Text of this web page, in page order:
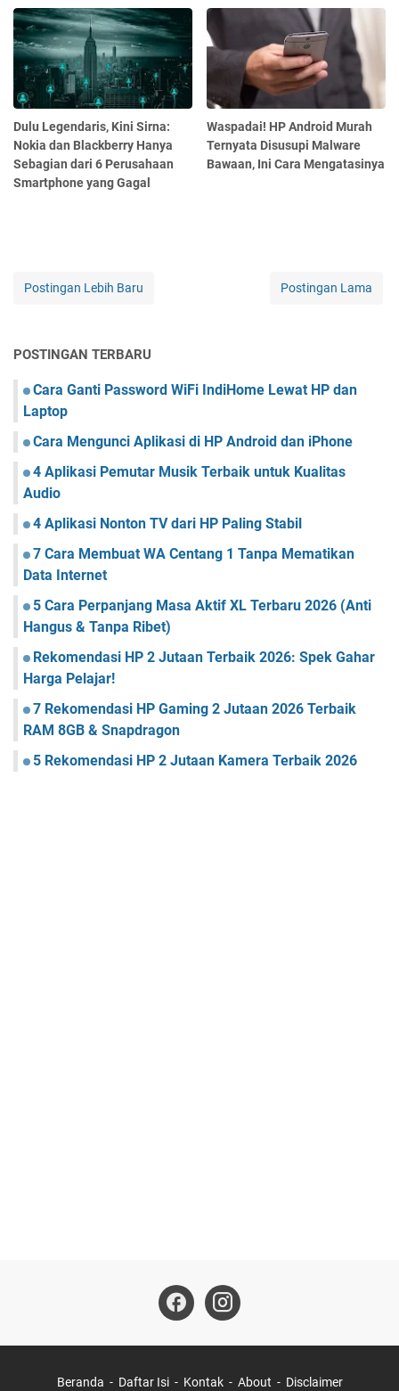
Dulu Legendaris, Kini Sirna:
Nokia dan Blackberry Hanya
Sebagian dari 6 Perusahaan
Smartphone yang Gagal
Waspadai! HP Android Murah
Ternyata Disusupi Malware
Bawaan, Ini Cara Mengatasinya
Postingan Lebih Baru Postingan Lama
POSTINGAN TERBARU
Cara Ganti Password WiFi IndiHome Lewat HP dan
Laptop
Cara Mengunci Aplikasi di HP Android dan iPhone
4 Aplikasi Pemutar Musik Terbaik untuk Kualitas
Audio
4 Aplikasi Nonton TV dari HP Paling Stabil
7 Cara Membuat WA Centang 1 Tanpa Mematikan
Data Internet
5 Cara Perpanjang Masa Aktif XL Terbaru 2026 (Anti
Hangus & Tanpa Ribet)
Rekomendasi HP 2 Jutaan Terbaik 2026: Spek Gahar
Harga Pelajar!
7 Rekomendasi HP Gaming 2 Jutaan 2026 Terbaik
RAM 8GB & Snapdragon
5 Rekomendasi HP 2 Jutaan Kamera Terbaik 2026
Beranda Daftar Isi Kontak About Disclaimer